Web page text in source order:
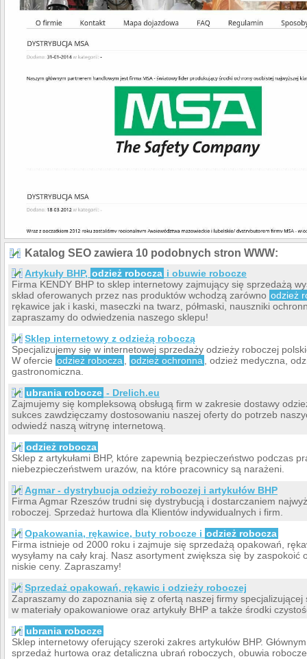
Katalog SEO zawiera 10 podobnych stron WWW:
Artykuły BHP, odzież robocza i obuwie robocze
Firma KENDY BHP to sklep internetowy zajmujący się sprzedażą
skład oferowanych przez nas produktów wchodzą zarówno odzież
rękawice jak i kaski, maseczki na twarz, półmaski, nauszniki
zapraszamy do odwiedzenia naszego sklepu!
Sklep internetowy z odzieżą roboczą
Specjalizujemy się w internetowej sprzedaży odzieży roboczej
W ofercie odzież robocza odzież ochronna
, odzież medyczna,
gastronomiczna.
ubrania robocze - Drelich.eu
Zajmujemy się kompleksową obsługą firm w zakresie dostawy
sukces zawdzięczamy dostosowaniu naszej oferty do potrzeb
odwiedź naszą witrynę internetową.
odzież robocza
Sklep z artykułami BHP, które zapewnią bezpieczeństwo podczas
niebezpieczeństwem urazów, na które pracownicy są narażeni.
Agmar - dystrybucja odzieży roboczej i artykułów BHP
Firma Agmar Rzeszów trudni się dystrybucją i dostarczaniem
roboczej. Sprzedaż hurtowa dla Klientów indywidualnych i firm.
Opakowania, rękawice, buty robocze i odzież robocza
Firma istnieje od 2000 roku i zajmuje się sprzedażą opakowań,
wysyłamy na cały kraj. Nasz asortyment zwiększa się by zaspokoić
niskie ceny. Zapraszamy!
Sprzedaż opakowań, rękawic i odzieży roboczej
Zapraszamy do zapoznania się z ofertą naszej firmy
w materiały opakowaniowe oraz artykuły BHP a także środki
ubrania robocze
Sklep internetowy oferujący szeroki zakres artykułów BHP.
sprzedaż hurtowa oraz detaliczna ubrań roboczych, obuwia